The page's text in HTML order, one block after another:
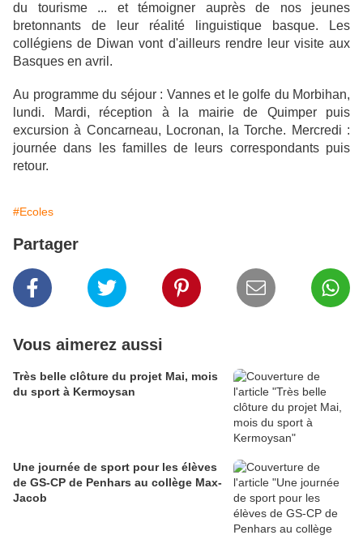
du tourisme ... et témoigner auprès de nos jeunes
bretonnants de leur réalité linguistique basque. Les
collégiens de Diwan vont d'ailleurs rendre leur visite aux
Basques en avril.
Au programme du séjour : Vannes et le golfe du Morbihan,
lundi. Mardi, réception à la mairie de Quimper puis
excursion à Concarneau, Locronan, la Torche. Mercredi :
journée dans les familles de leurs correspondants puis
retour.
#Ecoles
Partager
Vous aimerez aussi
Très belle clôture du projet Mai, mois
du sport à Kermoysan
Une journée de sport pour les élèves
de GS-CP de Penhars au collège Max-
Jacob